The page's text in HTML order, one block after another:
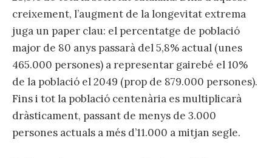
creixement, l’augment de la longevitat extrema
juga un paper clau: el percentatge de població
major de 80 anys passarà del 5,8% actual (unes
465.000 persones) a representar gairebé el 10%
de la població el 2049 (prop de 879.000 persones).
Fins i tot la població centenària es multiplicarà
dràsticament, passant de menys de 3.000
persones actuals a més d’11.000 a mitjan segle.